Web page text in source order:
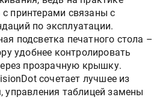
принтерами связаны с
по эксплуатации.
подсветка печатного стола –
удобнее контролировать
прозрачную крышку.
сочетает лучшее из
управления таблицей замены